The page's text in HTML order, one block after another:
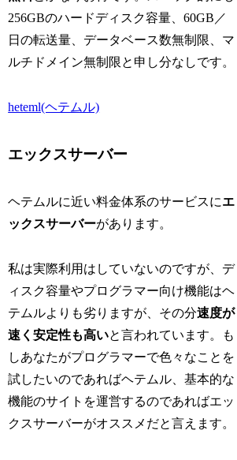
256GBのハードディスク容量、60GB／
日の転送量、データベース数無制限、マ
ルチドメイン無制限と申し分なしです。
heteml(ヘテムル)
エックスサーバー
ヘテムルに近い料金体系のサービスにエ
ックスサーバーがあります。
私は実際利用はしていないのですが、デ
ィスク容量やプログラマー向け機能はヘ
テムルよりも劣りますが、その分速度が
速く安定性も高いと言われています。も
しあなたがプログラマーで色々なことを
試したいのであればヘテムル、基本的な
機能のサイトを運営するのであればエッ
クスサーバーがオススメだと言えます。